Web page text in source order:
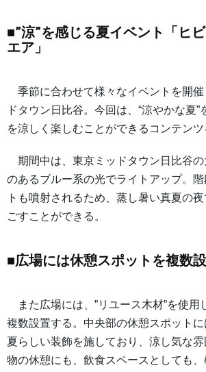
■”涼”を感じる夏イベント「ヒ
エア」
季節に合わせて様々なイベントを開催
ドタウン日比谷。今回は、“涼やかな夏
を涼しく楽しむことができるコンテンツ
期間中は、東京ミッドタウン日比谷
のあるブルー系の光でライトアップ。
トも噴射されるため、蒸し暑い真夏の
ごすことができる。
■広場には休憩スポットを複数
また広場には、”リユース木材”を使用
複数設置する。中央部の休憩スポット
夏らしい装飾を施しており、涼し気な
物の休憩にも、飲食スペースとしても